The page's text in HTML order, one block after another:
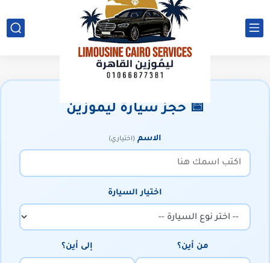
📅 حجز سيارة ليموزين
الاسم (اختياري)
اختيار السيارة
من أين؟ إلى أين؟